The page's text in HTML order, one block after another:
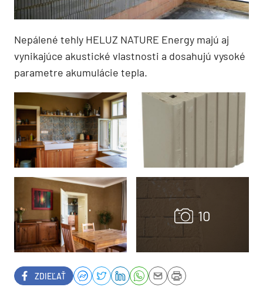
Nepálené tehly HELUZ NATURE Energy majú aj
vynikajúce akustické vlastnosti a dosahujú vysoké
parametre akumulácie tepla.
ZDIEĽAŤ